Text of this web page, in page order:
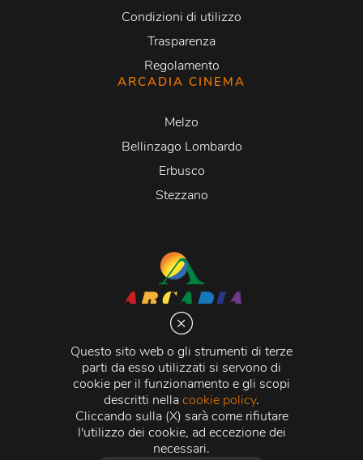
Questo sito web o gli strumenti di terze
parti da esso utilizzati si servono di
cookie per il funzionamento e gli scopi
descritti nellacookie policy.
Cliccando sulla (X) sarà come rifiutare
l'utilizzo dei cookie, ad eccezione dei
necessari.
Condizioni di utilizzo
Trasparenza
Regolamento
ARCADIA CINEMA
Melzo
Bellinzago Lombardo
Erbusco
Stezzano
Via Martiri della Libertà 20066 Melzo (MI)
C.C.I.A.A. - R.E.A di Milano n. 1427910
Registro delle Imprese di Milano n. 338392 -
Fiscale e Partita Iva11015840157 | Capitale Sociale
500.000,00 i.v.
Credits:Crea Informatica S.r.l. 2026 © Tutti i diritti
riservati.